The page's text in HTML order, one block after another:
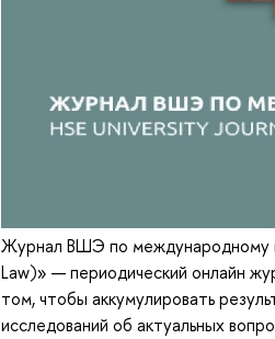
Журнал ВШЭ по международному
Law)» — периодический онлайн
том, чтобы аккумулировать
исследований об актуальных